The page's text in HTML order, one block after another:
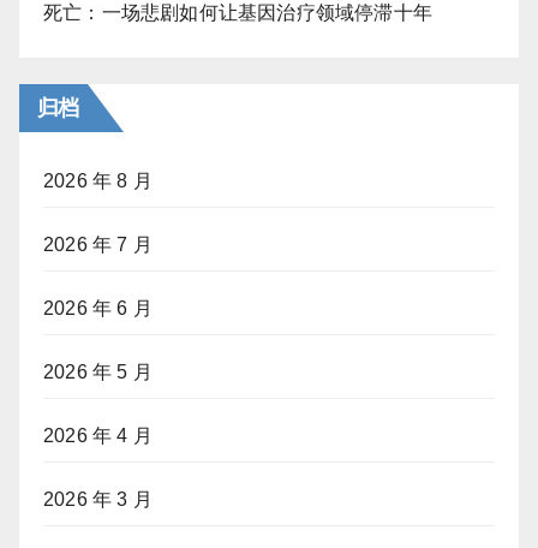
死亡：一场悲剧如何让基因治疗领域停滞十年
归档
2026 年 8 月
2026 年 7 月
2026 年 6 月
2026 年 5 月
2026 年 4 月
2026 年 3 月